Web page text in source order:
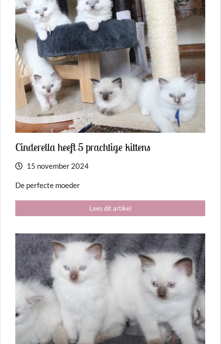
Cinderella heeft 5 prachtige kittens
15 november 2024
De perfecte moeder
Lees dit artikel